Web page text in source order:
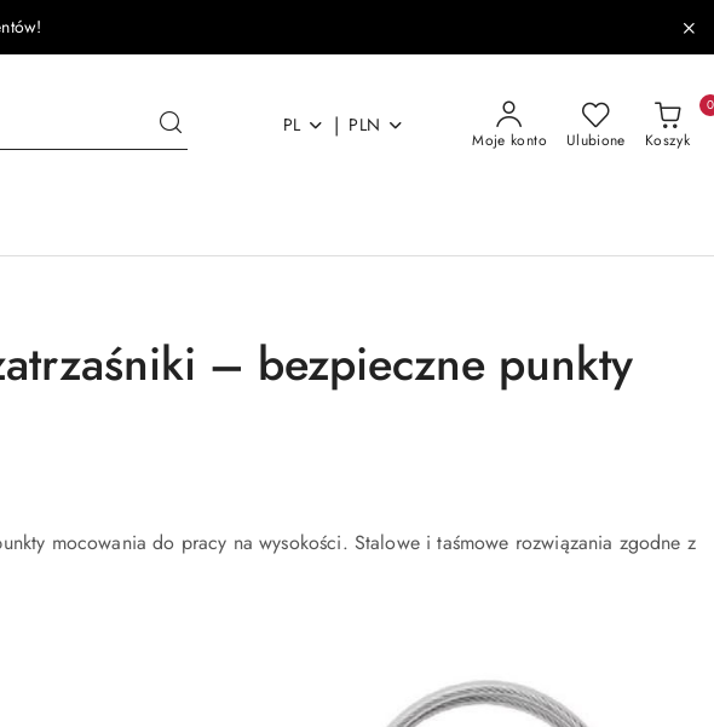
PL | PLN
Moje konto Ulubione Koszyk
0
– bezpieczne punkty
mocowania do pracy na wysokości. Stalowe i taśmowe rozwiązania zgodne z